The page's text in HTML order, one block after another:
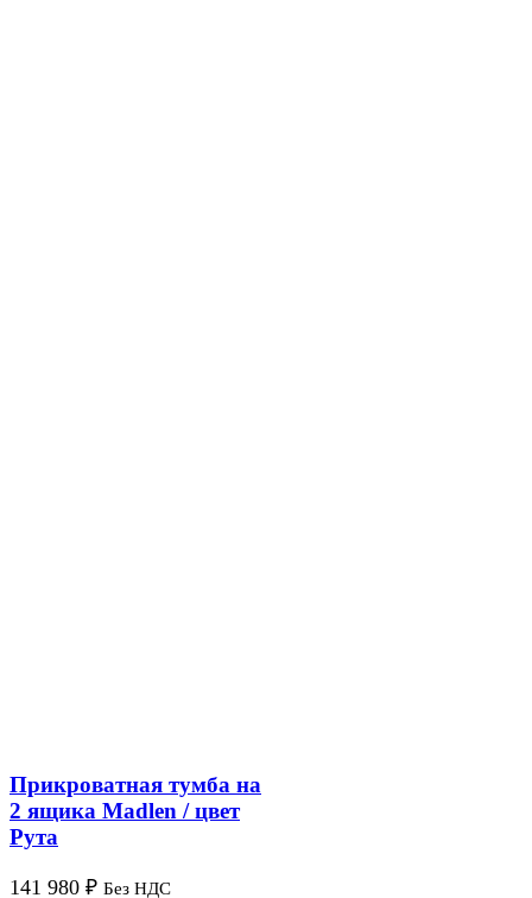
Прикроватная тумба на
2 ящика Madlen / цвет
Рута
141 980 ₽ Без НДС